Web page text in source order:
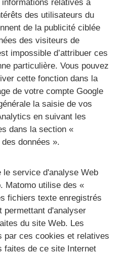
relatives à
des utilisateurs du
de la publicité ciblée
des visiteurs de
impossible d’attribuer ces
particulière. Vous pouvez
cette fonction dans la
de votre compte Google
la saisie de vos
en suivant les
dans la section «
données ».
service d'analyse Web
Matomo utilise des «
fichiers texte enregistrés
permettant d'analyser
du site Web. Les
par ces cookies et relatives
faites de ce site Internet